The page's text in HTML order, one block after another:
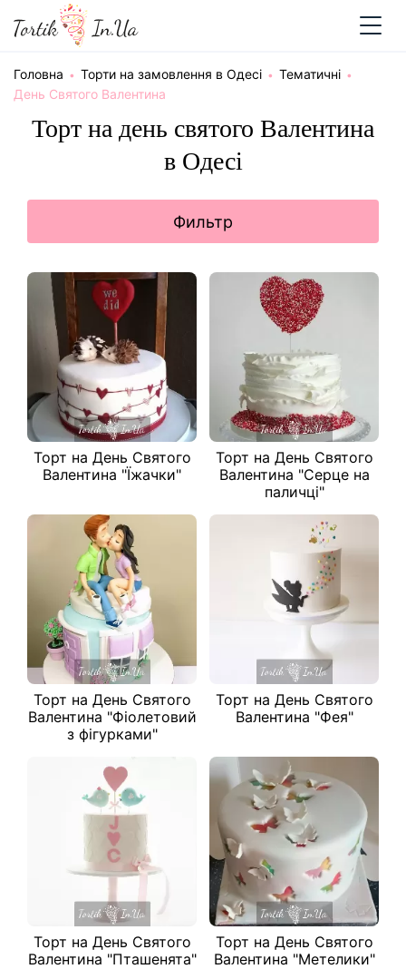
Головна Торти на замовлення в Одесі
Тематичні
День Святого Валентина
Торт на день святого Валентина
в Одесі
Фильтр
Торт на День Святого
Валентина "Їжачки"
Торт на День Святого
Валентина "Серце на
паличці"
Торт на День Святого
Валентина "Фіолетовий
з фігурками"
Торт на День Святого
Валентина "Фея"
Торт на День Святого
Валентина "Пташенята"
Торт на День Святого
Валентина "Метелики"